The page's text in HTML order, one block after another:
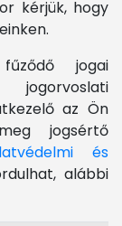
kérjük, hogy
jogai
az Ön
jogsértő
és
alábbi